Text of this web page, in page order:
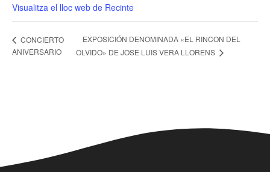
Visualitza el lloc web de Recinte
CONCIERTO
ANIVERSARIO
EXPOSICIÓN DENOMINADA «EL RINCON DEL
OLVIDO» DE JOSE LUIS VERA LLORENS